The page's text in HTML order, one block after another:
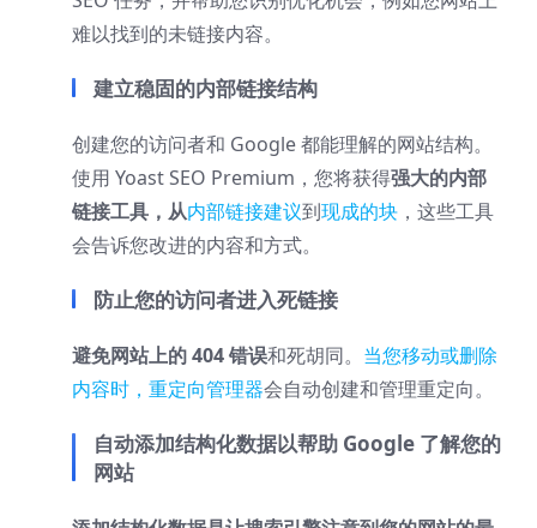
难以找到的未链接内容。
建立稳固的内部链接结构
创建您的访问者和 Google 都能理解的网站结构。
使用 Yoast SEO Premium，您将获得强大的内部
链接工具，从内部链接建议到现成的块 ，这些工具
会告诉您改进的内容和方式。
防止您的访问者进入死链接
避免网站上的 404 错误和死胡同。 当您移动或删除
内容时，重定向管理器会自动创建和管理重定向。
自动添加结构化数据以帮助 Google 了解您的
网站